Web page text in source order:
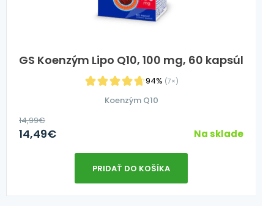
GS Koenzým Lipo Q10, 100 mg, 60 kapsúl
94% (7×)
Koenzým Q10
14,99€
14,49€ Na sklade
PRIDAŤ DO KOŠÍKA